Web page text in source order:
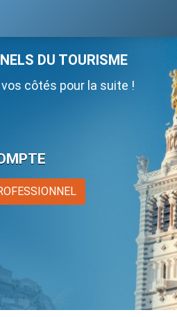
DU TOURISME
côtés pour la suite !